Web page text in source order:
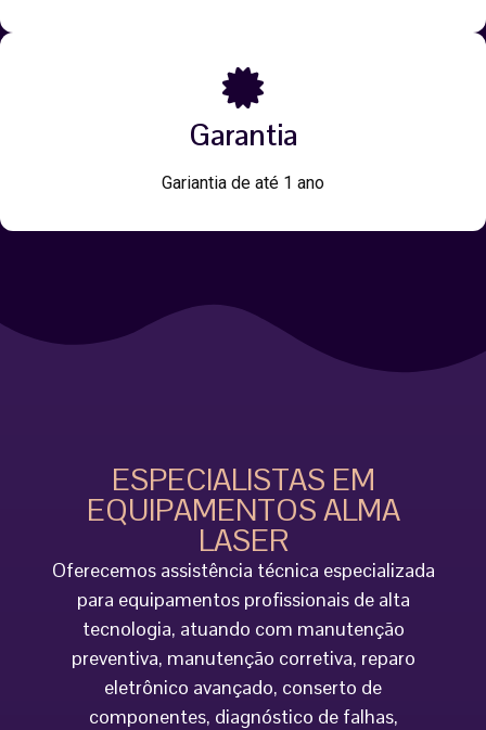
Garantia
Gariantia de até 1 ano
ESPECIALISTAS EM
EQUIPAMENTOS ALMA
LASER
Oferecemos assistência técnica especializada
para equipamentos profissionais de alta
tecnologia, atuando com manutenção
preventiva, manutenção corretiva, reparo
eletrônico avançado, conserto de
componentes, diagnóstico de falhas,